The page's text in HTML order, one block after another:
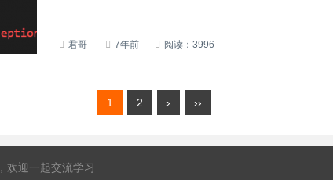
君哥 7年前 阅读：3996
1 2 › ››
，欢迎一起交流学习...